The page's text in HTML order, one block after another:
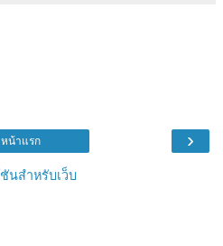
›
หน้าแรก
นสำหรับเว็บ